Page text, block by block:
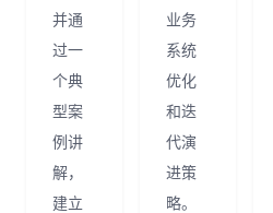
并通
过一
个典
型案
例讲
解，
建立
业务
系统
优化
和迭
代演
进策
略。